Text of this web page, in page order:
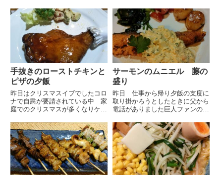
シュールな内容でした至れり尽く
せりですそんな封書が届いた日は
夫の休肝日でした夫は夕飯は炭
良いにおいがして気持ちが良いで
す午前中 家事をして昼食をとっ
てから美容院へ私が行く時は平日
だからかいつもお客様が少ない
の...
手抜きのローストチキンと
ピザの夕飯
昨日はクリスマスイブでしたコロ
ナで自粛が要請されている中 家
庭でのクリスマスが多くなりケー
ったとニュースでやっていました
たしかに自宅でクリスマスを迎え
る方が多かったようです我が家は
いつもクリスマスイブをそれ程
気...
サーモンのムニエル 藤の
盛り
昨日 仕事から帰り夕飯の支度に
取り掛かろうとしたときに父から
電話がありました巨人ファンの父
開幕時期は夕方から野球観戦なの
で電話を控えています今夜は試合
がないの？ と聞くと このとこ
ろそんなに身を入れて観ていな
い...